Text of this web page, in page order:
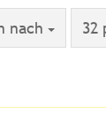
nach
nach 32